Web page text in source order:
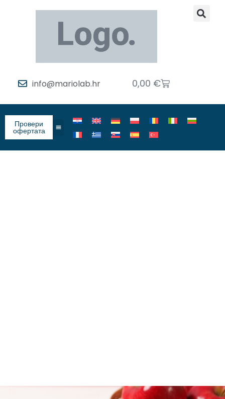
info@mariolab.hr 0,00 €
Провери
офертата